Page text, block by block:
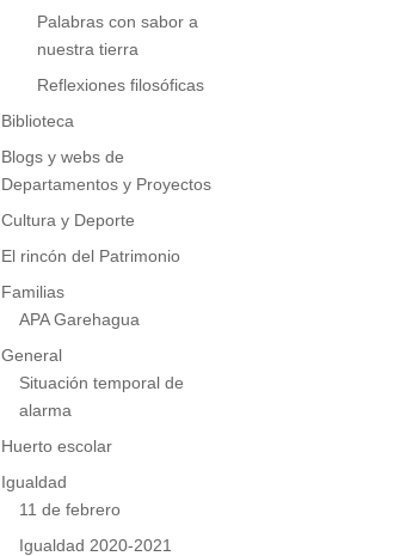
Palabras con sabor a
nuestra tierra
Reflexiones filosóficas
Biblioteca
Blogs y webs de
Departamentos y Proyectos
Cultura y Deporte
El rincón del Patrimonio
Familias
APA Garehagua
General
Situación temporal de
alarma
Huerto escolar
Igualdad
11 de febrero
Igualdad 2020-2021